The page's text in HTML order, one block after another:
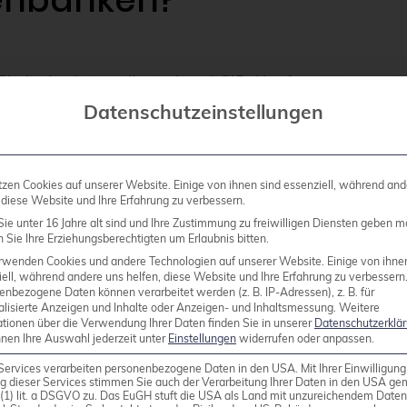
vollständige ACID-Konformität,
Volltextsuchfunktionen. Diese Kombination
ohne Funktionseinbußen.
ermöglicht sowohl vertikale als auch
wachsende Datenmengen und Benutzerzahlen.
Unternehmen dabei helfen, diese Funktionen
Datenbanken punktet PostgreSQL mit seiner
Die aktive Community sorgt für regelmäßige
entfallen Lizenzkosten, während die
Vendor-Lock-in-Risiken erheblich.
Datenschutzeinstellungen
Cookies auf unserer Website. Einige von ihnen sind essenziell, während
Website und Ihre Erfahrung zu verbessern.
unter 16 Jahre alt sind und Ihre Zustimmung zu freiwilligen Diensten geben
Sie Ihre Erziehungsberechtigten um Erlaubnis bitten.
Cookies und andere Technologien auf unserer Website. Einige von
während andere uns helfen, diese Website und Ihre Erfahrung zu verbessern.
Daten können verarbeitet werden (z. B. IP-Adressen), z. B. für
Anzeigen und Inhalte oder Anzeigen- und Inhaltsmessung. Weitere
über die Verwendung Ihrer Daten finden Sie in unserer
Ihre Auswahl jederzeit unter Einstellungen widerrufen oder anpassen.
verarbeiten personenbezogene Daten in den USA. Mit Ihrer
dieser Services stimmen Sie auch der Verarbeitung Ihrer Daten in den USA
lit. a DSGVO zu. Das EuGH stuft die USA als Land mit unzureichendem